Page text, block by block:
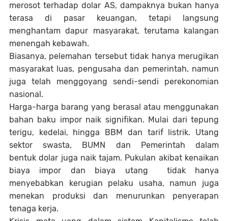
merosot terhadap dolar AS, dampaknya bukan hanya
terasa di pasar keuangan, tetapi langsung
menghantam dapur masyarakat, terutama kalangan
menengah kebawah.
Biasanya, pelemahan tersebut tidak hanya merugikan
masyarakat luas, pengusaha dan pemerintah, namun
juga telah menggoyang sendi-sendi perekonomian
nasional.
Harga-harga barang yang berasal atau menggunakan
bahan baku impor naik signifikan. Mulai dari tepung
terigu, kedelai, hingga BBM dan tarif listrik. Utang
sektor swasta, BUMN dan Pemerintah dalam
bentuk dolar juga naik tajam. Pukulan akibat kenaikan
biaya impor dan biaya utang tidak hanya
menyebabkan kerugian pelaku usaha, namun juga
menekan produksi dan menurunkan penyerapan
tenaga kerja.